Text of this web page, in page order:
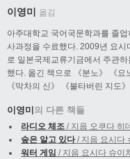
이영미 옮김
아주대학교 국어국문학과를 졸
사과정을 수료했다. 2009년 요
로 일본국제교류기금에서 주관
했다. 옮긴 책으로 《분노》 《요
《막차의 신》 《불타버린 지도
이영미 의 다른 책들
라디오 체조 / 지음 오쿠다 히
숲은 알고 있다/ 지음 요시다
워터 게임 / 지음 요시다 슈이